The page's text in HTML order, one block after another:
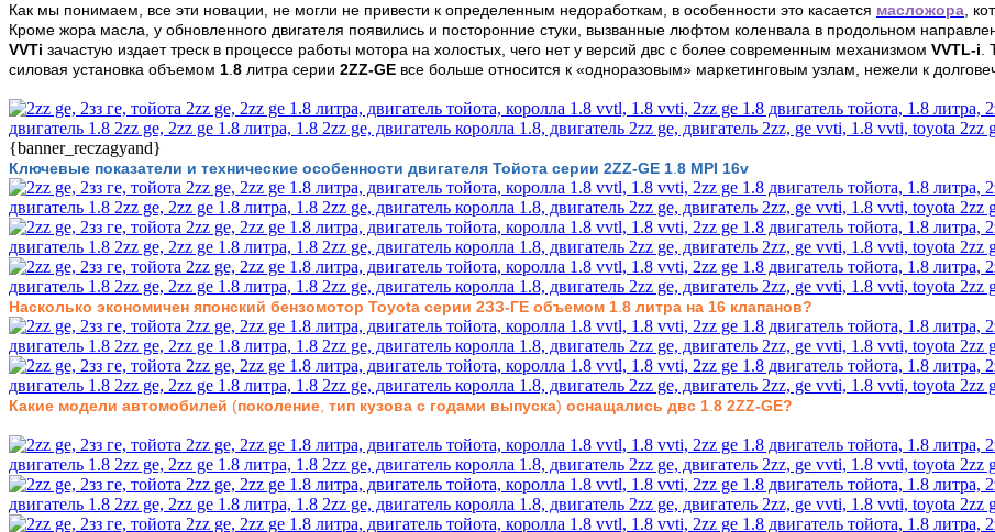
Как мы понимаем, все эти новации, не могли не привести к определенным недоработкам, в особенности это касается масложора ,
Кроме жора масла, у обновленного двигателя появились и посторонние стуки, вызванные люфтом коленвала в продольном
VVTi зачастую издает треск в процессе работы мотора на холостых, чего нет у версий двс с более современным механизмом VVTL-i
силовая установка объемом 1 8 литра серии 2ZZ-GE все больше относится к «одноразовым» маркетинговым узлам, нежели к
{banner_reczagyand}
Ключевые показатели и технические особенности двигателя Тойота серии 2ZZ-GE 1 8 MPI 16v
Насколько экономичен японский бензомотор Toyota серии 2ЗЗ-ГЕ объемом 1 8 литра на 16 клапанов?
Какие модели автомобилей (поколение тип кузова с годами выпуска) оснащались двс 1 8 2ZZ-GE?